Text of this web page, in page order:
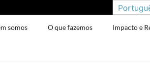
somos O que fazemos Impacto e